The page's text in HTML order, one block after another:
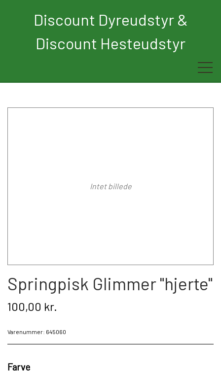
Discount Dyreudstyr &
Discount Hesteudstyr
Forside
Børn
Nyhed
Gavekort
Intet billede
Springpisk Glimmer "hjerte"
100,00 kr.
Varenummer: 645060
Farve